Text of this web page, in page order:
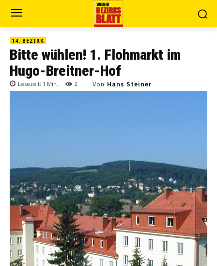
14. BEZIRK
Bitte wühlen! 1. Flohmarkt im
Hugo-Breitner-Hof
Lesezeit: 1 Min. 2 Von Hans Steiner